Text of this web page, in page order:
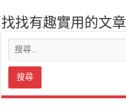
找找有趣實用的文章